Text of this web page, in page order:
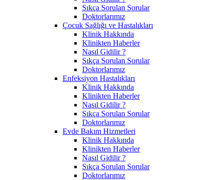
Sıkça Sorulan Sorular
Doktorlarımız
Çocuk Sağlığı ve Hastalıkları
Klinik Hakkında
Klinikten Haberler
Nasıl Gidilir ?
Sıkça Sorulan Sorular
Doktorlarımız
Enfeksiyon Hastalıkları
Klinik Hakkında
Klinikten Haberler
Nasıl Gidilir ?
Sıkça Sorulan Sorular
Doktorlarımız
Evde Bakım Hizmetleri
Klinik Hakkında
Klinikten Haberler
Nasıl Gidilir ?
Sıkça Sorulan Sorular
Doktorlarımız